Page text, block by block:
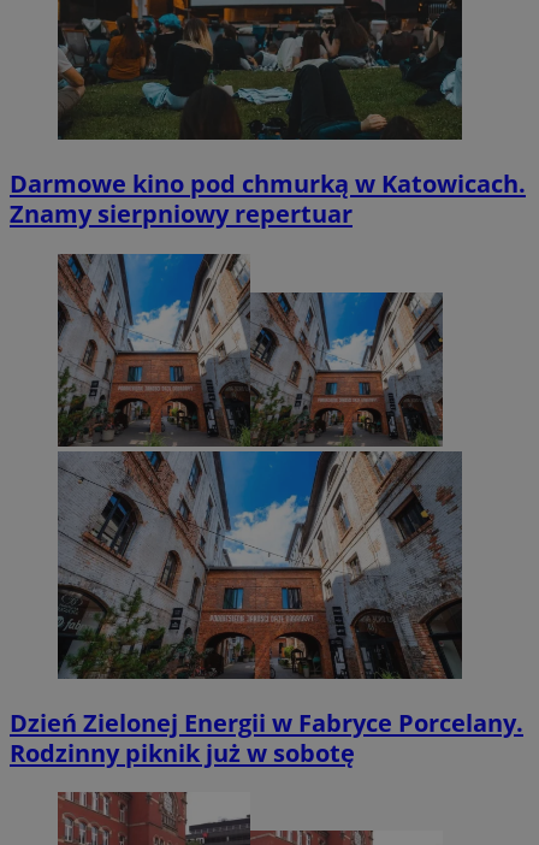
Darmowe kino pod chmurką w Katowicach.
Znamy sierpniowy repertuar
Dzień Zielonej Energii w Fabryce Porcelany.
Rodzinny piknik już w sobotę